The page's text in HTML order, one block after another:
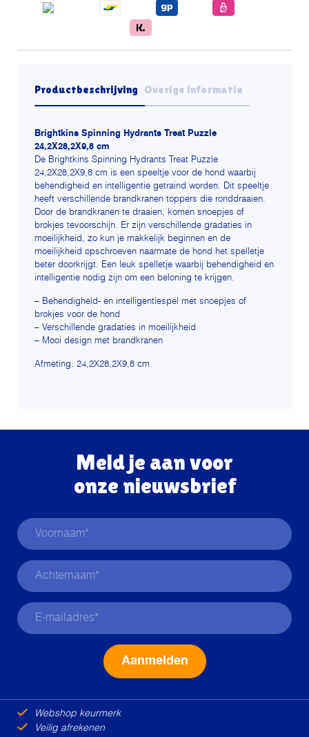
Productbeschrijving Overige informatie
Brightkins Spinning Hydrants Treat Puzzle
24,2X28,2X9,8 cm
De Brightkins Spinning Hydrants Treat Puzzle
24,2X28,2X9,8 cm is een speeltje voor de hond waarbij
behendigheid en intelligentie getraind worden. Dit speeltje
heeft verschillende brandkranen toppers die ronddraaien.
Door de brandkranen te draaien, komen snoepjes of
brokjes tevoorschijn. Er zijn verschillende gradaties in
moeilijkheid, zo kun je makkelijk beginnen en de
moeilijkheid opschroeven naarmate de hond het spelletje
beter doorkrijgt. Een leuk spelletje waarbij behendigheid en
intelligentie nodig zijn om een beloning te krijgen.
– Behendigheid- en intelligentiespel met snoepjes of
brokjes voor de hond
– Verschillende gradaties in moeilijkheid
– Mooi design met brandkranen
Afmeting: 24,2X28,2X9,8 cm
Meld je aan voor
onze nieuwsbrief
Webshop keurmerk
Veilig afrekenen